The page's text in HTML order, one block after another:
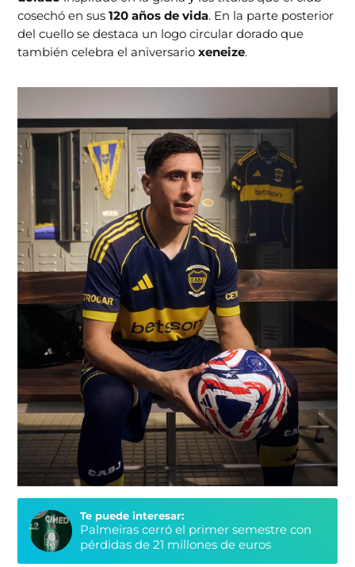
cosechó en sus120 años de vida. En la parte posterior
del cuello se destaca un logo circular dorado que
también celebra el aniversarioxeneize.
Te puede interesar:
Palmeiras cerró el primer semestre con
pérdidas de 21 millones de euros